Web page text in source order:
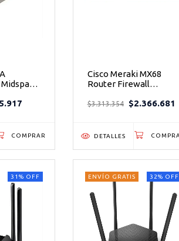
Cisco Meraki MX68
Router Firewall
WAN y Seguridad
$3.313.354 $2.366.681
DETALLES
31 % OFF 32% OFF
ENVÍO GRATIS